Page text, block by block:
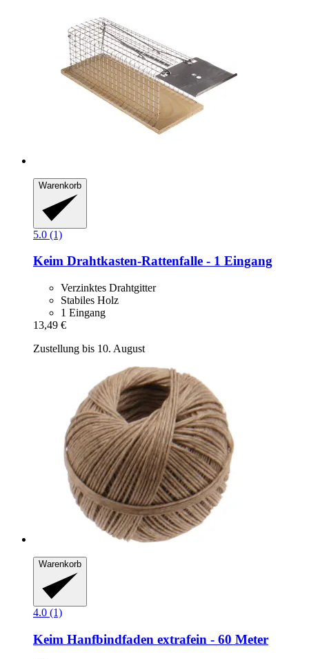
Warenkorb
5.0 (1)
Keim Drahtkasten-​Rattenfalle -​ 1 Eingang
Verzinktes Drahtgitter
Stabiles Holz
1 Eingang
13,49 €
Zustellung bis 10. August
Warenkorb
4.0 (1)
Keim Hanfbindfaden extrafein -​ 60 Meter